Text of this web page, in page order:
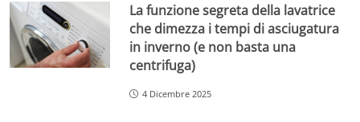
La funzione segreta della lavatrice
che dimezza i tempi di asciugatura
in inverno (e non basta una
centrifuga)
4 Dicembre 2025